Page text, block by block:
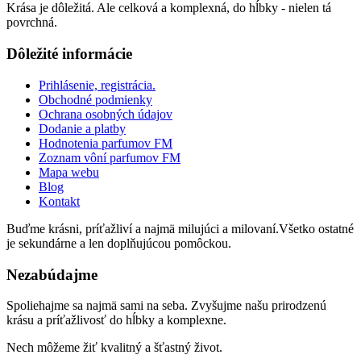
Krása je dôležitá. Ale celková a komplexná, do hĺbky - nielen tá
povrchná.
Dôležité informácie
Prihlásenie, registrácia.
Obchodné podmienky
Ochrana osobných údajov
Dodanie a platby
Hodnotenia parfumov FM
Zoznam vôní parfumov FM
Mapa webu
Blog
Kontakt
Buďme krásni, príťažliví a najmä milujúci a milovaní.Všetko ostatné
je sekundárne a len doplňujúcou pomôckou.
Nezabúdajme
Spoliehajme sa najmä sami na seba. Zvyšujme našu prirodzenú
krásu a príťažlivosť do hĺbky a komplexne.
Nech môžeme žiť kvalitný a šťastný život.